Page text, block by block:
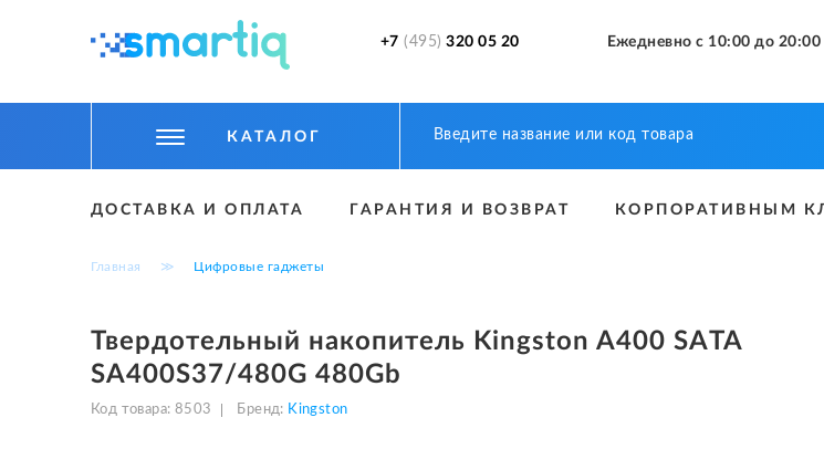
+7 (495) 320 05 20 Ежедневно с 10:00 до 20:00
КАТАЛОГ
ТОВАРЫ ДЛЯ АВТО
АКСЕССУАРЫ
ДОСТАВКА И ОПЛАТА ГАРАНТИЯ И ВОЗВРАТ КОРПОРАТИВНЫМ
Главная ≫ Цифровые гаджеты
Твердотельный накопитель Kingston A400 SATA
SA400S37/480G 480Gb
Код товара: 8503 Бренд: Kingston